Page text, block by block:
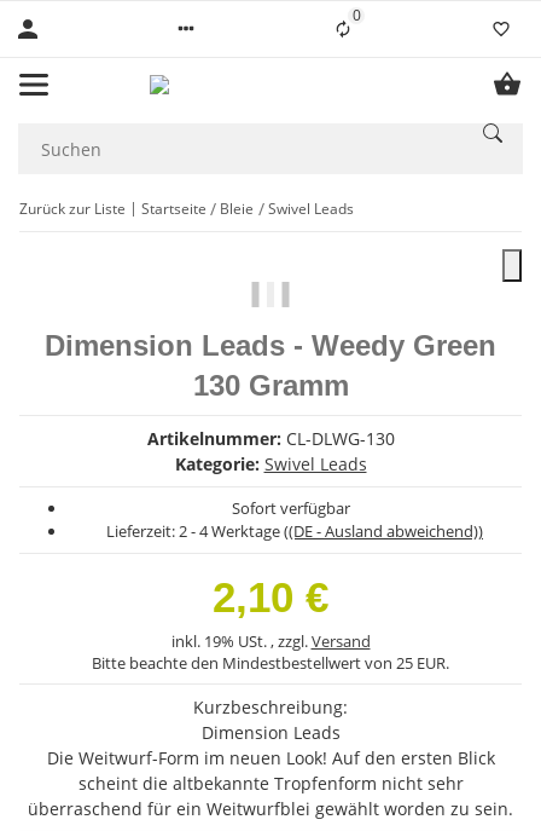
0Liste ist leer
Zurück zur Liste Startseite Bleie Swivel Leads
Dimension Leads - Weedy Green
130 Gramm
Artikelnummer: CL-DLWG-130
Kategorie: Swivel Leads
Sofort verfügbar
Lieferzeit:2 - 4 Werktage((DE - Ausland abweichend))
2,10 €
inkl. 19% USt. , zzgl.Versand
Bitte beachte den Mindestbestellwert von 25 EUR.
Kurzbeschreibung:
Dimension Leads
Die Weitwurf-Form im neuen Look! Auf den ersten Blick
scheint die altbekannte Tropfenform nicht sehr
überraschend für ein Weitwurfblei gewählt worden zu sein.